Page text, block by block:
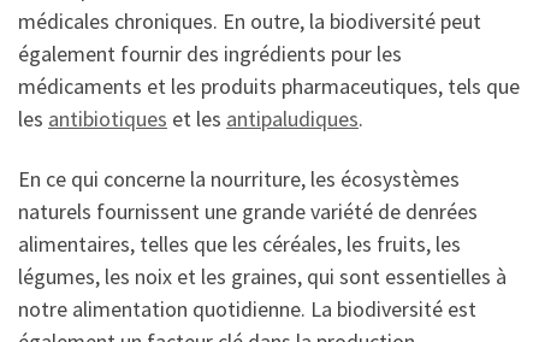
médicales chroniques. En outre, la biodiversité peut
également fournir des ingrédients pour les
médicaments et les produits pharmaceutiques, tels que
les antibiotiques et les antipaludiques.
En ce qui concerne la nourriture, les écosystèmes
naturels fournissent une grande variété de denrées
alimentaires, telles que les céréales, les fruits, les
légumes, les noix et les graines, qui sont essentielles à
notre alimentation quotidienne. La biodiversité est